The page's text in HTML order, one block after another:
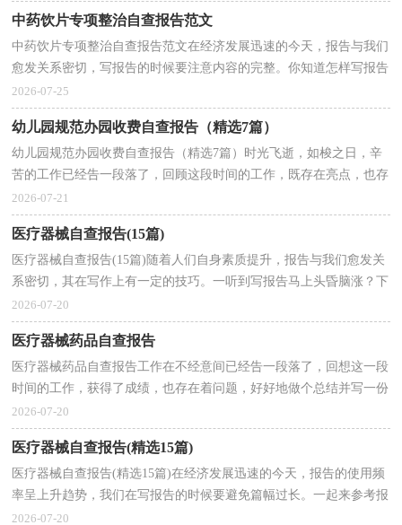
中药饮片专项整治自查报告范文
中药饮片专项整治自查报告范文在经济发展迅速的今天，报告与我们
愈发关系密切，写报告的时候要注意内容的完整。你知道怎样写报告
才能写的好吗？下面是小编帮大家整理的中药饮片专...
2026-07-25
幼儿园规范办园收费自查报告（精选7篇）
幼儿园规范办园收费自查报告（精选7篇）时光飞逝，如梭之日，辛
苦的工作已经告一段落了，回顾这段时间的工作，既存在亮点，也存
在不足，我想这个时候，你需要写一份自查报告了。你还在为写自...
2026-07-21
医疗器械自查报告(15篇)
医疗器械自查报告(15篇)随着人们自身素质提升，报告与我们愈发关
系密切，其在写作上有一定的技巧。一听到写报告马上头昏脑涨？下
面是小编帮大家整理的医疗器械自查报告，欢迎大家分...
2026-07-20
医疗器械药品自查报告
医疗器械药品自查报告工作在不经意间已经告一段落了，回想这一段
时间的工作，获得了成绩，也存在着问题，好好地做个总结并写一份
自查报告吧。相信许多人会觉得自查报告书很难写吧，下...
2026-07-20
医疗器械自查报告(精选15篇)
医疗器械自查报告(精选15篇)在经济发展迅速的今天，报告的使用频
率呈上升趋势，我们在写报告的时候要避免篇幅过长。一起来参考报
告是怎么写的吧，以下是小编收集整理的医疗器械自...
2026-07-20